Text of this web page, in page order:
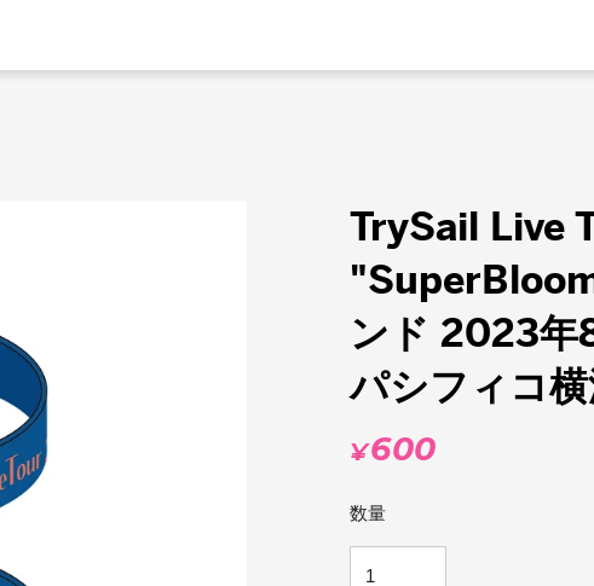
TrySail Live
ンド 2023年
パシフィコ
通
価
格
¥600
数量